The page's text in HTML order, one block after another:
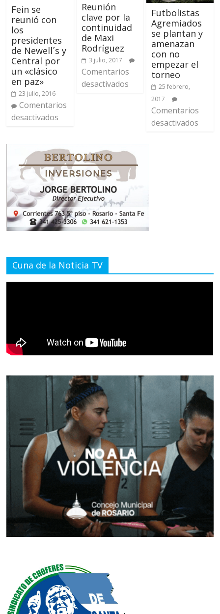
Fein se
reunió con
los
presidentes
de Newell´s y
Central por
un «clásico
en paz»
23 julio, 2016
Comentarios
desactivados
Reunión
clave por la
continuidad
de Maxi
Rodríguez
3 julio, 2017
Comentarios
desactivados
Futbolistas
Agremiados
se plantan y
amenazan
con no
empezar el
torneo
25 febrero,
2017
Comentarios
desactivados
Cuna de la Noticia TV